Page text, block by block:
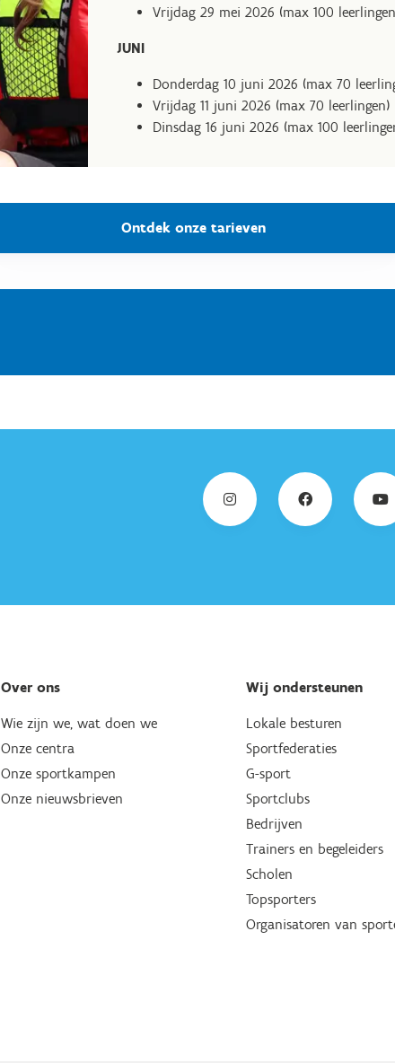
Vrijdag 29 mei 2026 (max 100
JUNI
Donderdag 10 juni 2026 (max 70
Vrijdag 11 juni 2026 (max 70 leerlingen)
Dinsdag 16 juni 2026 (max 100
Ontdek onze tarieven
Over ons
Wie zijn we, wat doen we
Onze centra
Onze sportkampen
Onze nieuwsbrieven
Wij ondersteunen
Lokale besturen
Sportfederaties
G-sport
Sportclubs
Bedrijven
Trainers en begeleiders
Scholen
Topsporters
Organisatoren van